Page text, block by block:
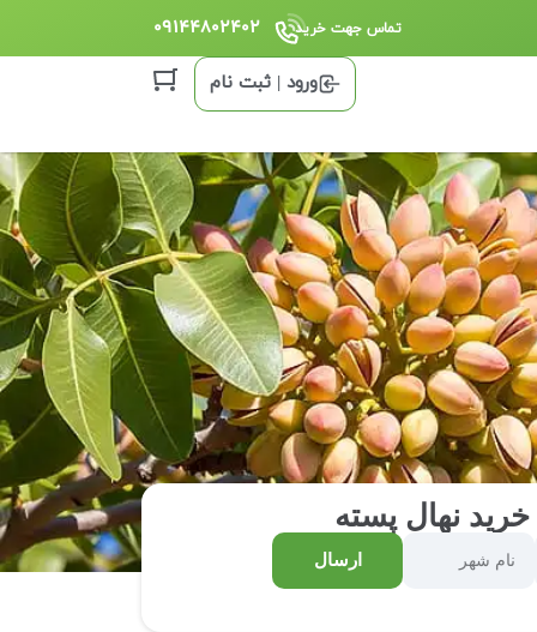
09144802402 تماس جهت خرید
ورود | ثبت نام
نهال پسته
ارسال